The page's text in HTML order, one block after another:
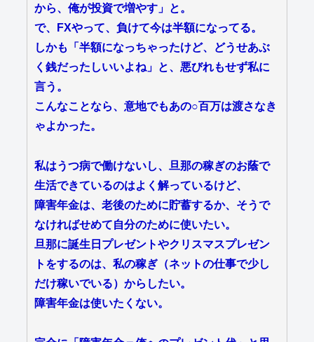
から、俺が投資で増やす」と。
で、FXやって、負けて今は半額になってる。
しかも「半額になっちゃったけど、どうせあぶ
く銭だったしいいよね」と、悪びれもせず私に
言う。
こんなことなら、意地でもあの○百万は渡さなき
ゃよかった。
私はうつ病で働けないし、旦那の稼ぎのお蔭で
生活できているのはよく解っているけど、
障害年金は、老後のために貯蓄するか、そうで
なければせめて自分のために使いたい。
旦那に誕生日プレゼントやクリスマスプレゼン
トをするのは、私の稼ぎ（ネットの仕事で少し
だけ稼いでいる）からしたい。
障害年金は使いたくない。